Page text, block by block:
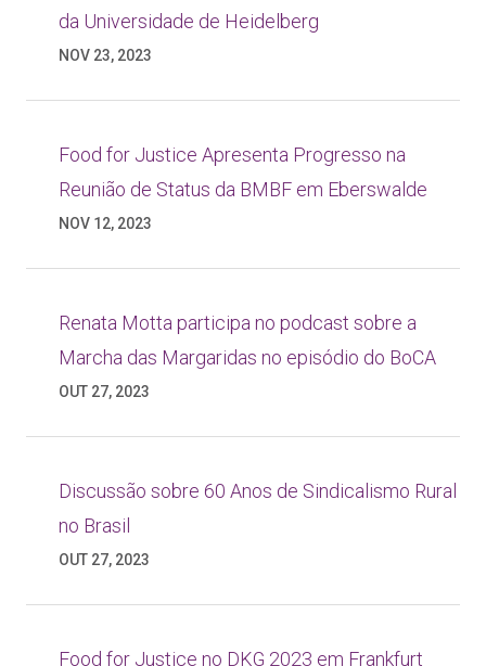
da Universidade de Heidelberg
NOV 23, 2023
Food for Justice Apresenta Progresso na
Reunião de Status da BMBF em Eberswalde
NOV 12, 2023
Renata Motta participa no podcast sobre a
Marcha das Margaridas no episódio do BoCA
OUT 27, 2023
Discussão sobre 60 Anos de Sindicalismo Rural
no Brasil
OUT 27, 2023
Food for Justice no DKG 2023 em Frankfurt